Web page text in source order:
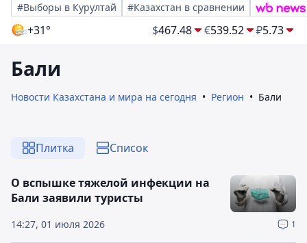
#Выборы в Курултай
#Казахстан в сравнении
+31° $467.48 €539.52 ₽5.73
Бали
Новости Казахстана и мира на сегодня Регион Бали
Плитка Список
14:27, 01 июля 2026 1
О вспышке тяжелой инфекции на
Бали заявили туристы